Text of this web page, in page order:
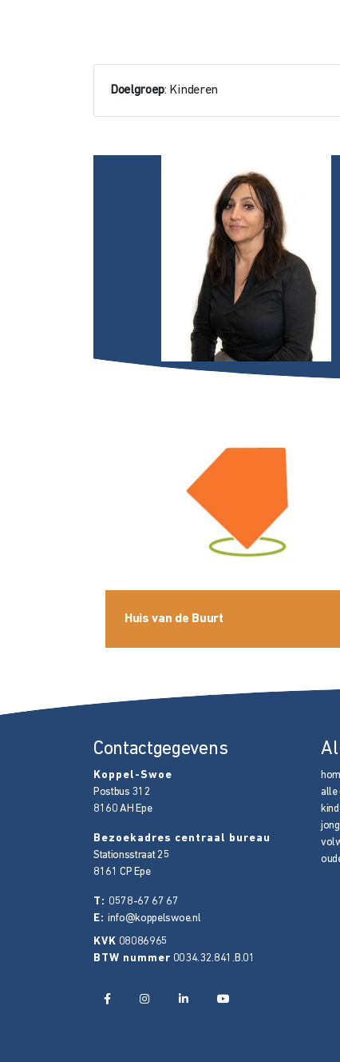
Doelgroep: Kinderen
Huis van de Buurt
Contactgegevens
Koppel-Swoe
Postbus 312
8160 AH Epe
Bezoekadres centraal bureau
Stationsstraat 25
8161 CP Epe
T: 0578-67 67 67
E: info@koppelswoe.nl
KVK 08086965
BTW nummer 0034.32.841.B.01
alle